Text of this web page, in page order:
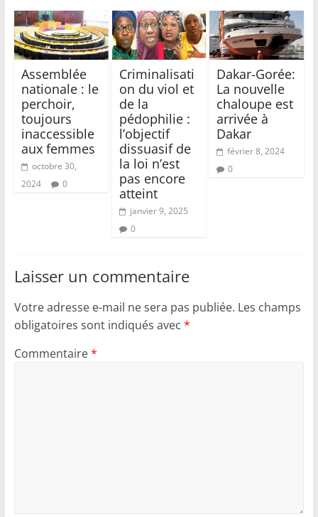
Assemblée
nationale : le
perchoir,
toujours
inaccessible
aux femmes
octobre 30,
2024
0
Criminalisati
on du viol et
de la
pédophilie :
l’objectif
dissuasif de
la loi n’est
pas encore
atteint
janvier 9, 2025
0
Dakar-Gorée:
La nouvelle
chaloupe est
arrivée à
Dakar
février 8, 2024
0
Laisser un commentaire
Votre adresse e-mail ne sera pas publiée. Les champs
obligatoires sont indiqués avec *
Commentaire*